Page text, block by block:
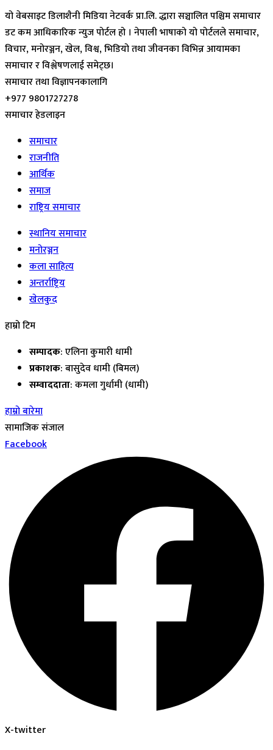
यो वेबसाइट डिलाशैनी मिडिया नेटवर्क प्रा.लि. द्धारा सञ्चालित पश्चिम समाचार
डट कम आधिकारिक न्युज पोर्टल हो । नेपाली भाषाको यो पोर्टलले समाचार,
विचार, मनोरञ्जन, खेल, विश्व, भिडियो तथा जीवनका विभिन्न आयामका
समाचार र विश्लेषणलाई समेट्छ।
समाचार तथा विज्ञापनकालागि
+977 9801727278
समाचार हेडलाइन
समाचार
राजनीति
आर्थिक
समाज
राष्ट्रिय समाचार
स्थानिय समाचार
मनोरञ्जन
कला साहित्य
अन्तर्राष्ट्रिय
खेलकुद
हाम्रो टिम
सम्पादक: एलिना कुमारी धामी
प्रकाशक: बासुदेव धामी (बिमल)
सम्वाददाता: कमला गुर्धामी (धामी)
हाम्रो बारेमा
सामाजिक संजाल
Facebook
X-twitter